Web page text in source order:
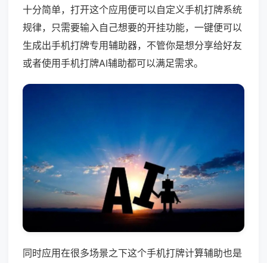
十分简单，打开这个应用便可以自定义手机打牌系统
规律，只需要输入自己想要的开挂功能，一键便可以
生成出手机打牌专用辅助器，不管你是想分享给好友
或者使用手机打牌AI辅助都可以满足需求。
同时应用在很多场景之下这个手机打牌计算辅助也是